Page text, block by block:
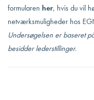
formularen her, hvis du vil
netværksmuligheder hos
Undersøgelsen er baseret
besidder lederstillinger.